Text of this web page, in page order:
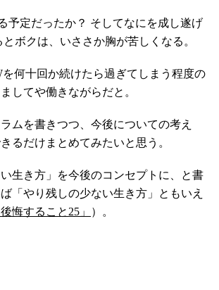
予定だったか？ そしてなにを成し遂げ
ボクは、いささか胸が苦しくなる。
何十回か続けたら過ぎてしまう程度の
してや働きながらだと。
ムを書きつつ、今後についての考え
るだけまとめてみたいと思う。
い生き方」を今後のコンセプトに、と書
「やり残しの少ない生き方」ともいえ
悔すること25」 ）。